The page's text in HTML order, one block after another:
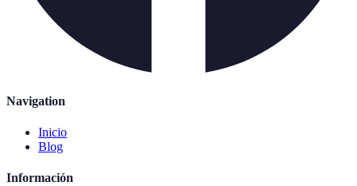
Navigation
Inicio
Blog
Información